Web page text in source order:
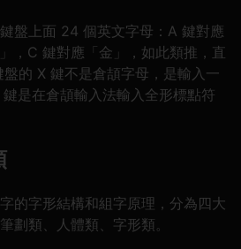
盤上面 24 個英文字母：A 鍵對應
，C 鍵對應「金」，如此類推，直
的 X 鍵不是倉頡字母，是輸入一
是在倉頡輸入法輸入全形標點符
的字形結構和組字原理，分為四大
劃類、人體類、字形類。